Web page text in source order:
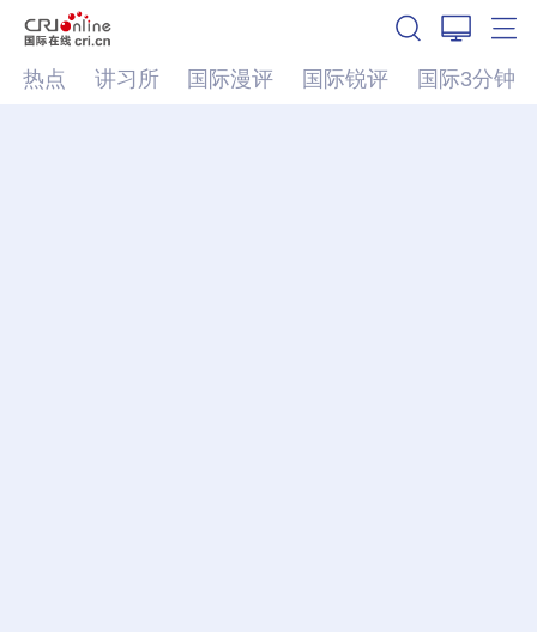
热点 讲习所 国际漫评 国际锐评 国际3分钟